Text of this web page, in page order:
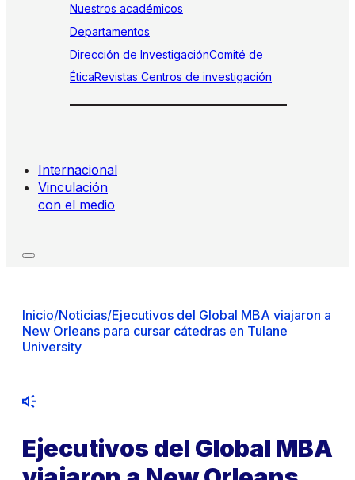
Nuestros académicos
Departamentos
Dirección de InvestigaciónComité de
ÉticaRevistas Centros de investigación
Internacional
Vinculación
con el medio
Inicio/Noticias/Ejecutivos del Global MBA viajaron a
New Orleans para cursar cátedras en Tulane
University
Ejecutivos del Global MBA